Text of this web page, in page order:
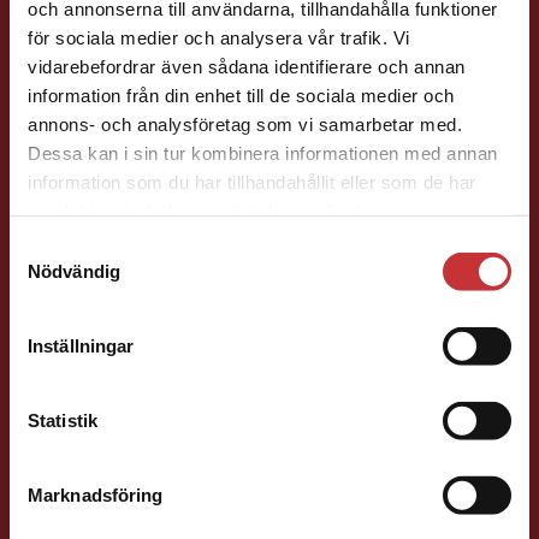
och annonserna till användarna, tillhandahålla funktioner
för sociala medier och analysera vår trafik. Vi
vidarebefordrar även sådana identifierare och annan
information från din enhet till de sociala medier och
annons- och analysföretag som vi samarbetar med.
Dessa kan i sin tur kombinera informationen med annan
information som du har tillhandahållit eller som de har
Nödvändig
Inställningar
Statistik
Marknadsföring
Begränsad fraktregion
Det verkar som att du besöker
studentlitteratur.se via en enhet utanför Sverige.
Vi erbjuder inte leveranser utanför Sverige. För
att kunna slutföra ett köp måste
Läromedelsutvecklare
Läromedel och
lättläst
Matematik F-6
046-31 22 26
E-post
Läromedelsutvecklare
Läromedel och